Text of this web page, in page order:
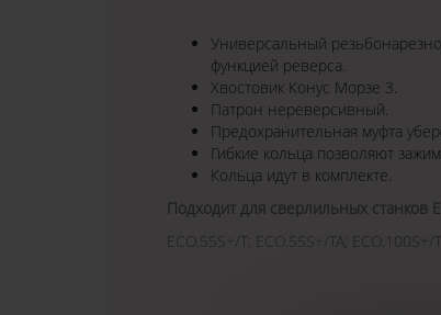
Универсальный
функцией реверса.
Хвостовик Конус Морзе 3.
Патрон нереверсивный.
Предохранительная муфта
Гибкие кольца позволяют
Кольца идут в комплекте.
Подходит для сверлильных станков
ECO.55S+/T; ECO.55S+/TA;